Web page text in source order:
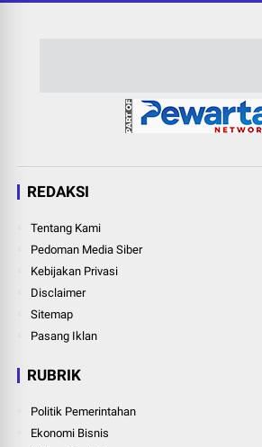
REDAKSI
Tentang Kami
Pedoman Media Siber
Kebijakan Privasi
Disclaimer
Sitemap
Pasang Iklan
RUBRIK
Politik Pemerintahan
Ekonomi Bisnis